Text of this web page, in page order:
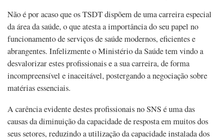
Não é por acaso que os TSDT dispõem de uma carreira especial
da área da saúde, o que atesta a importância do seu papel no
funcionamento de serviços de saúde modernos, eficientes e
abrangentes. Infelizmente o Ministério da Saúde tem vindo a
desvalorizar estes profissionais e a sua carreira, de forma
incompreensível e inaceitável, postergando a negociação sobre
matérias essenciais.
A carência evidente destes profissionais no SNS é uma das
causas da diminuição da capacidade de resposta em muitos dos
seus setores, reduzindo a utilização da capacidade instalada dos